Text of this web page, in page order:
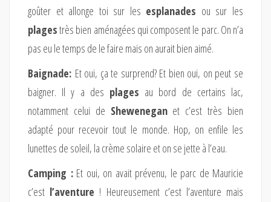
goûter et allonge toi sur les esplanades ou sur les
plagestrès bien aménagées qui composent le parc. On n’a
pas eu le temps de le faire mais on aurait bien aimé.
Baignade: Et oui, ça te surprend? Et bien oui, on peut se
baigner. Il y a des plages au bord de certains lac,
notamment celui de Sheweneganet c’est très bien
adapté pour recevoir tout le monde. Hop, on enfile les
lunettes de soleil, la crème solaire et on se jette à l’eau.
Camping :Et oui, on avait prévenu, le parc de Mauricie
c’est l’aventure ! Heureusement c’est l’aventure mais